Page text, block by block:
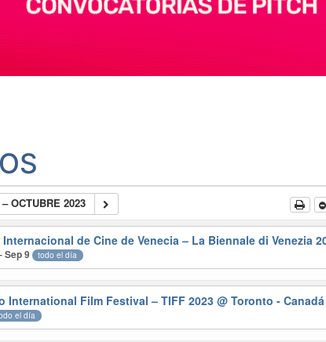
OCTUBRE 2023
Internacional de Cine de Venecia – La Biennale di Venezia
Sep 9 todo el día
International Film Festival – TIFF 2023@ Toronto - Canadá
el día